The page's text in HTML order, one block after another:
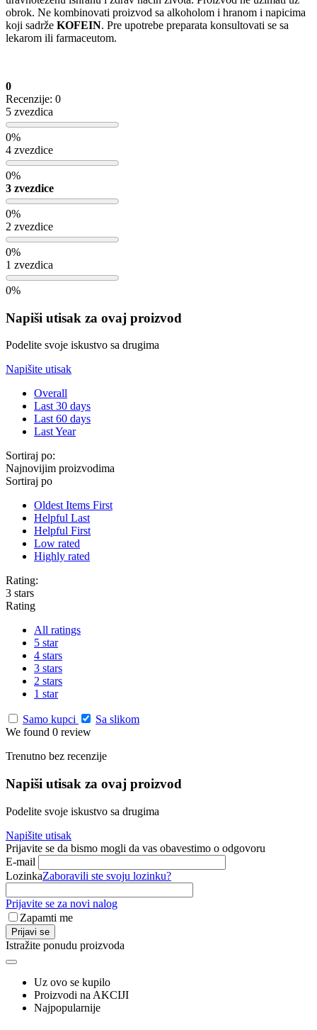
obrok. Ne kombinovati proizvod sa alkoholom i hranom i napicima
koji sadrže KOFEIN. Pre upotrebe preparata konsultovati se sa
lekarom ili farmaceutom.
0
Recenzije: 0
5 zvezdica
0%
4 zvezdice
0%
3 zvezdice
0%
2 zvezdice
0%
1 zvezdica
0%
Napiši utisak za ovaj proizvod
Podelite svoje iskustvo sa drugima
Napišite utisak
Overall
Last 30 days
Last 60 days
Last Year
Sortiraj po:
Najnovijim proizvodima
Sortiraj po
Oldest Items First
Helpful Last
Helpful First
Low rated
Highly rated
Rating:
3 stars
Rating
All ratings
5 star
4 stars
3 stars
2 stars
1 star
Samo kupci
Sa slikom
We found 0 review
Trenutno bez recenzije
Napiši utisak za ovaj proizvod
Podelite svoje iskustvo sa drugima
Napišite utisak
Prijavite se da bismo mogli da vas obavestimo o odgovoru
E-mail
LozinkaZaboravili ste svoju lozinku?
Prijavite se za novi nalog
Zapamti me
Prijavi se
Istražite ponudu proizvoda
Uz ovo se kupilo
Proizvodi na AKCIJI
Najpopularnije